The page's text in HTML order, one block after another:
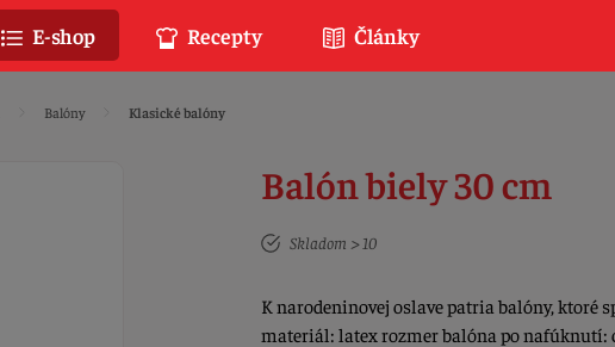
Balóny Klasické balóny
Balón biely 30 cm
Skladom > 10
K narodeninovej oslave patria balóny, ktoré
materiál: latex rozmer balóna po nafúknutí:
E-shop Recepty Články